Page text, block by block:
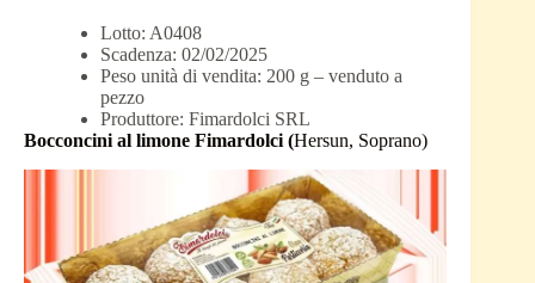
Lotto: A0408
Scadenza: 02/02/2025
Peso unità di vendita: 200 g – venduto a
pezzo
Produttore: Fimardolci SRL
Bocconcini al limone Fimardolci (Hersun, Soprano)